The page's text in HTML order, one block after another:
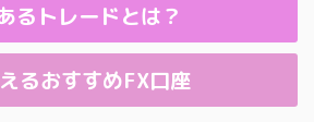
るトレードとは？
るおすすめFX口座